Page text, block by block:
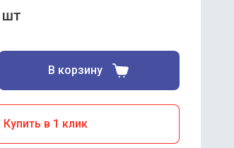
шт
В корзину
Купить в 1 клик